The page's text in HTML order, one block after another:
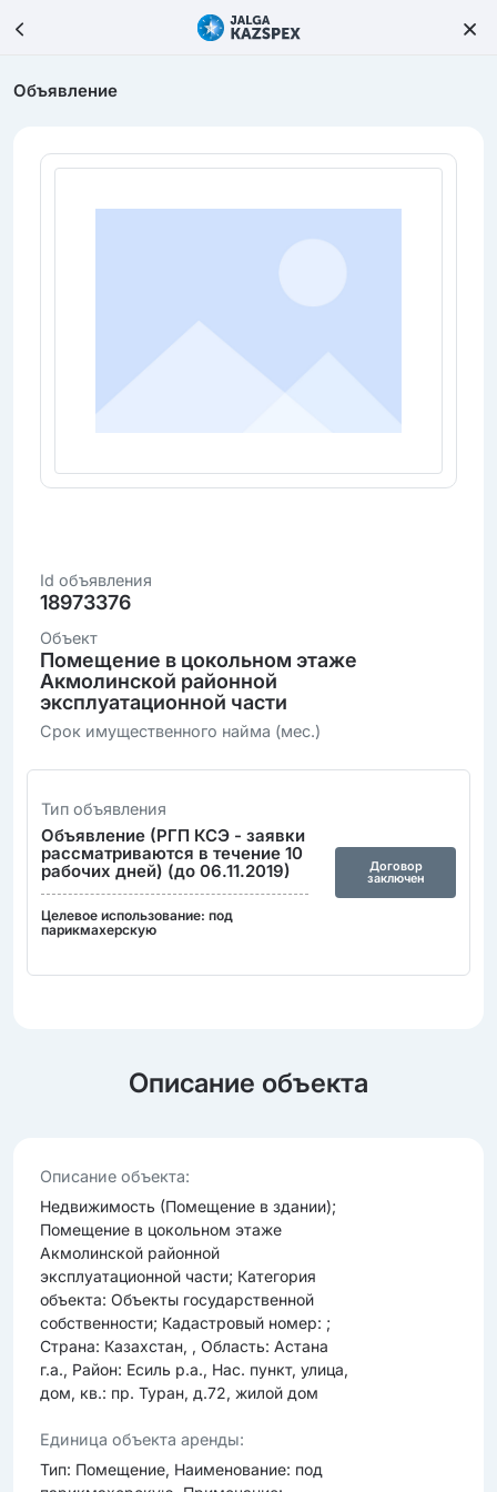
Объявление
Id объявления
18973376
Объект
Помещение в цокольном этаже
Акмолинской районной
эксплуатационной части
Срок имущественного найма (мес.)
Тип объявления
Объявление (РГП КСЭ - заявки
рассматриваются в течение 10
рабочих дней) (до 06.11.2019)
Целевое использование: под
парикмахерскую
Договор
заключен
Описание объекта
Опиcание объекта:
Недвижимость (Помещение в здании);
Помещение в цокольном этаже
Акмолинской районной
эксплуатационной части; Категория
объекта: Объекты государственной
собственности; Кадастровый номер: ;
Страна: Казахстан, , Область: Астана
г.а., Район: Есиль р.а., Нас. пункт, улица,
дом, кв.: пр. Туран, д.72, жилой дом
Единица объекта аренды:
Тип: Помещение, Наименование: под